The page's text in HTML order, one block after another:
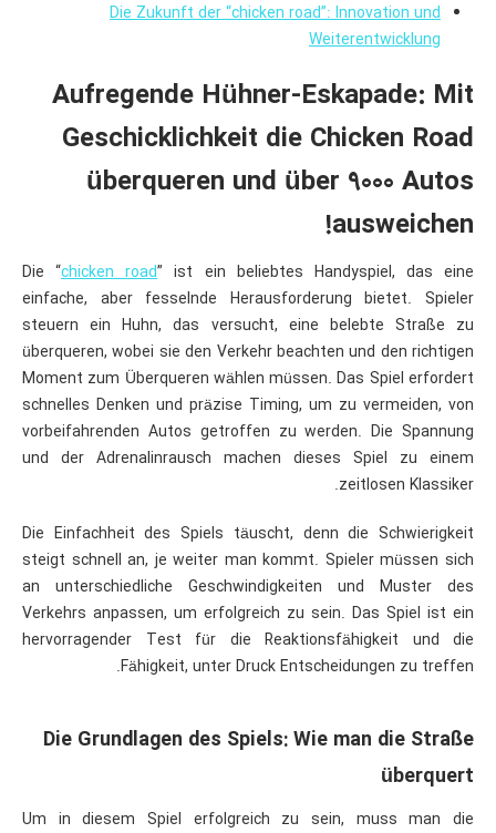
Die Zukunft der “chicken road”: Innovation und
Weiterentwicklung
Aufregende Hühner-Eskapade: Mit
Geschicklichkeit die Chicken Road
überqueren und über 9000 Autos
ausweichen!
Die “chicken road” ist ein beliebtes Handyspiel, das eine
einfache, aber fesselnde Herausforderung bietet. Spieler
steuern ein Huhn, das versucht, eine belebte Straße zu
überqueren, wobei sie den Verkehr beachten und den richtigen
Moment zum Überqueren wählen müssen. Das Spiel erfordert
schnelles Denken und präzise Timing, um zu vermeiden, von
vorbeifahrenden Autos getroffen zu werden. Die Spannung
und der Adrenalinrausch machen dieses Spiel zu einem
zeitlosen Klassiker.
Die Einfachheit des Spiels täuscht, denn die Schwierigkeit
steigt schnell an, je weiter man kommt. Spieler müssen sich
an unterschiedliche Geschwindigkeiten und Muster des
Verkehrs anpassen, um erfolgreich zu sein. Das Spiel ist ein
hervorragender Test für die Reaktionsfähigkeit und die
Fähigkeit, unter Druck Entscheidungen zu treffen.
Die Grundlagen des Spiels: Wie man die Straße
überquert
Um in diesem Spiel erfolgreich zu sein, muss man die